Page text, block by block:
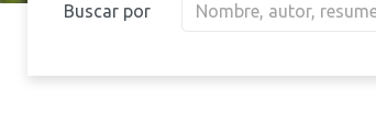
Buscar por